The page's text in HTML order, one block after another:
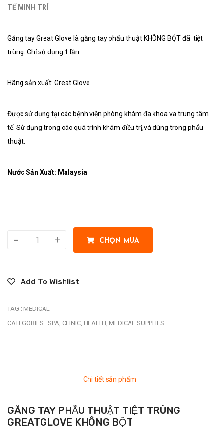
TẾ MINH TRÍ
Găng tay Great Glove là găng tay phẩu thuật KHÔNG BỘT đã tiệt
trùng. Chỉ sử dụng 1 lần.
Hãng sản xuất: Great Glove
Được sử dụng tại các bệnh viện phòng khám đa khoa va trung tâm
tế. Sử dụng trong các quá trình khám điều trị,và dùng trong phẩu
thuật.
Nước Sản Xuất: Malaysia
- + CHỌN MUA
Add To Wishlist
TAG : MEDICAL
CATEGORIES : SPA, CLINIC, HEALTH, MEDICAL SUPPLIES
Chi tiết sản phẩm
GĂNG TAY PHẪU THUẬT TIỆT TRÙNG
GREATGLOVE KHÔNG BỘT